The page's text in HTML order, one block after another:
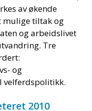
av økende
mulige tiltak og
og arbeidslivet
Tre
og
velferdspolitikk.
2010